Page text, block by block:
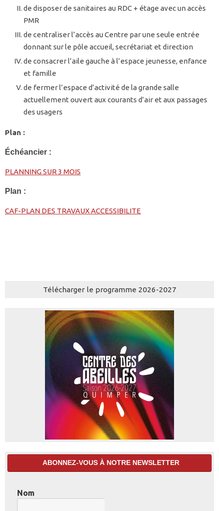
de disposer de sanitaires au RDC + étage avec un accès
PMR
de centraliser l’accès au Centre par une seule entrée
donnant sur le pôle accueil, secrétariat et direction
de consacrer l’aile gauche à l’espace jeunesse, enfance
et famille
de fermer l’espace d’activité de la grande salle
actuellement ouvert aux courants d’air et aux passages
des usagers
Plan :
Échéancier :
PLANNING SUR 3 MOIS
Plan :
CAF-PLAN DES TRAVAUX ACCESSIBILITE
Télécharger le programme 2026-2027
ABONNEZ-VOUS À NOTRE NEWSLETTER
Nom